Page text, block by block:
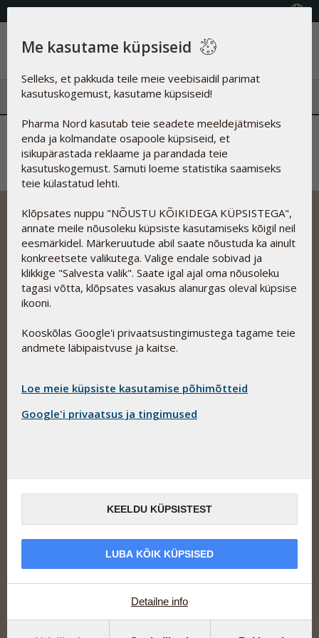
KVALITEETSED TOIDULISANDID
Menüü
Tänan
Pharma Nordi tootearendus põhineb teaduslikel uuringutel,
mis tagab toodete kvaliteedi, optimaalse biosaadavuse
ehk imendumise ning ohutuse.
Allika tee 7-203
Peetri alevik, Rae vald
Kõnedele ja kirjadele vastame:
E-R 9.00-17.00
Lingid
Top tooted
Me kasutame küpsiseid
Selleks, et pakkuda teile meie veebisaidil parimat
kasutuskogemust, kasutame küpsiseid!
Pharma Nord kasutab teie seadete meeldejätmiseks
enda ja kolmandate osapoole küpsiseid, et
isikupärastada reklaame ja parandada teie
kasutuskogemust. Samuti loeme statistika saamiseks
teie külastatud lehti.
Klõpsates nuppu "NÕUSTU KÕIKIDEGA KÜPSISTEGA",
annate meile nõusoleku küpsiste kasutamiseks kõigil neil
eesmärkidel. Märkeruutude abil saate nõustuda ka ainult
konkreetsete valikutega. Valige endale sobivad ja
klikkige "Salvesta valik". Saate igal ajal oma nõusoleku
tagasi võtta, klõpsates vasakus alanurgas oleval küpsise
ikooni.
Kooskõlas Google'i privaatsustingimustega tagame teie
andmete läbipaistvuse ja kaitse.
Loe meie küpsiste kasutamise põhimõtteid
Google'i privaatsus ja tingimused
KEELDU KÜPSISTEST
LUBA KÕIK KÜPSISED
Detailne info